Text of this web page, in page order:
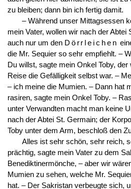
zu bleiben; dann bin ich fertig damit.
– Während unser Mittagsessen
mein Vater, wollen wir nach der Abtei
auch nur um den Dörrleichen
die Mr. Sequier so sehr empfiehlt. –
Du willst, sagte mein Onkel Toby,
Reise die Gefälligkeit selbst war. –
– ich meine die Mumien. – Dann hat
rasiren, sagte mein Onkel Toby. –
unter Verwandten macht man keine
nach der Abtei St. Germain; der
Toby unter dem Arm, beschloß den
Alles ist sehr schön, sehr reich,
prächtig, sagte mein Vater zu dem
Benediktinermönche, – aber wir
Mumien zu sehen, welche Mr.
hat. – Der Sakristan verbeugte sich,